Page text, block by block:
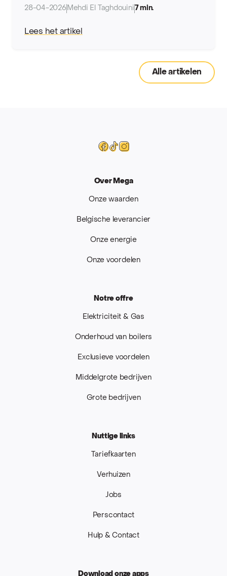
28-04-2026 Mehdi El Taghdouini 7 min.
Lees het artikel
Alle artikelen
Facebook
Tiktok
Instagram
Over Mega
Onze waarden
Belgische leverancier
Onze energie
Onze voordelen
Notre offre
Elektriciteit & Gas
Onderhoud van boilers
Exclusieve voordelen
Middelgrote bedrijven
Grote bedrijven
Nuttige links
Tariefkaarten
Verhuizen
Jobs
Perscontact
Hulp & Contact
Download onze apps